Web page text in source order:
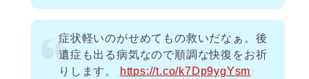
症状軽いのがせめてもの救いだなぁ。後
遺症も出る病気なので順調な快復をお祈
りします。
https://t.co/k7Dp9ygYsm